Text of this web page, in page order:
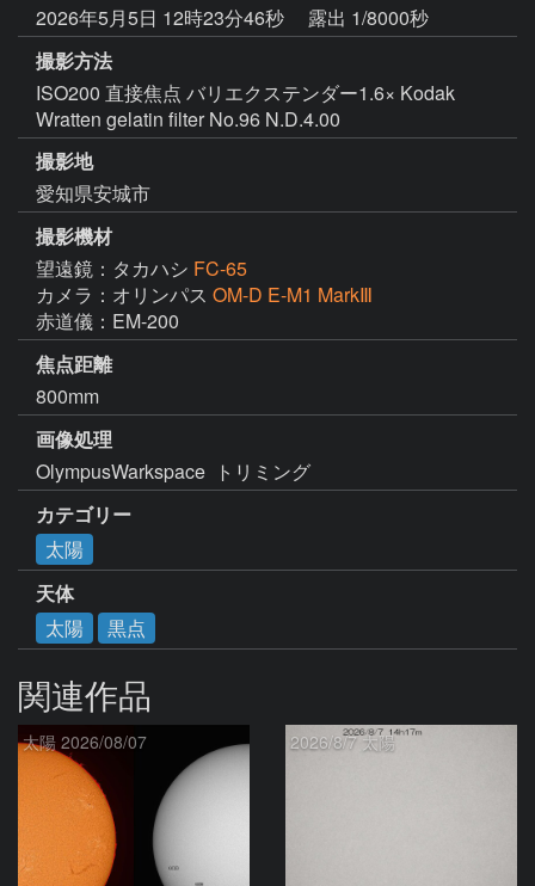
2026年5月5日 12時23分46秒
露出 1/8000秒
撮影方法
ISO200 直接焦点 バリエクステンダー1.6× Kodak
Wratten gelatin filter No.96 N.D.4.00
撮影地
愛知県安城市
撮影機材
望遠鏡：タカハシ FC-65
カメラ：オリンパス OM-D E-M1 MarkⅢ
赤道儀：EM-200
焦点距離
800mm
画像処理
OlympusWarkspace  トリミング
カテゴリー
太陽
天体
太陽
黒点
関連作品
太陽 2026/08/07 2026/8/7 太陽